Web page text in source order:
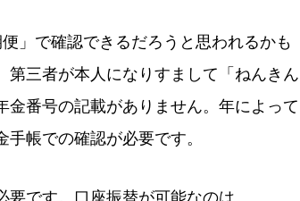
」で確認できるだろうと思われるかも
第三者が本人になりすまして「ねんきん
番号の記載がありません。年によって
帳での確認が必要です。
要です。口座振替が可能なのは